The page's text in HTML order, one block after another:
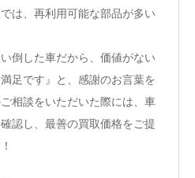
は、再利用可能な部品が多い
倒した車だから、価値がない
足です』と、感謝のお言葉を
相談をいただいた際には、車
認し、最善の買取価格をご提